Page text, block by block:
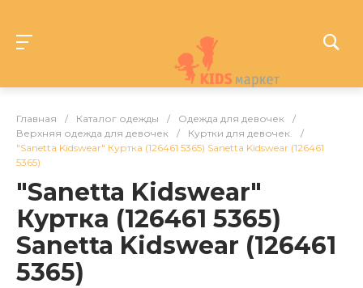
Главная / Каталог одежды / Одежда для девочек
/
Верхняя одежда для девочек
/ Куртки для девочек.
/
"Sanetta Kidswear" Куртка (126461 5365) Sanetta Kidswear (126461
5365)
"Sanetta Kidswear"
Куртка (126461 5365)
Sanetta Kidswear (126461
5365)